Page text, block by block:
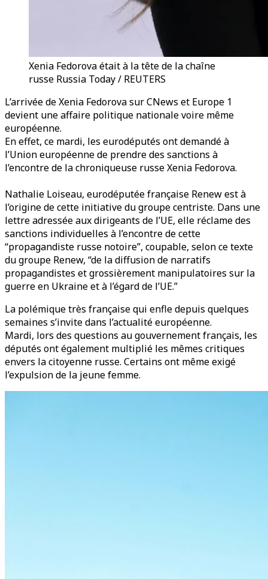
Xenia Fedorova était à la tête de la chaîne
russe Russia Today / REUTERS
L’arrivée de Xenia Fedorova sur CNews et Europe 1
devient une affaire politique nationale voire même
européenne.
En effet, ce mardi, les eurodéputés ont demandé à
l’Union européenne de prendre des sanctions à
l’encontre de la chroniqueuse russe Xenia Fedorova.
Nathalie Loiseau, eurodéputée française Renew est à
l’origine de cette initiative du groupe centriste. Dans une
lettre adressée aux dirigeants de l’UE, elle réclame des
sanctions individuelles à l’encontre de cette
“propagandiste russe notoire”, coupable, selon ce texte
du groupe Renew, “de la diffusion de narratifs
propagandistes et grossièrement manipulatoires sur la
guerre en Ukraine et à l’égard de l’UE.”
La polémique très française qui enfle depuis quelques
semaines s’invite dans l’actualité européenne.
Mardi, lors des questions au gouvernement français, les
députés ont également multiplié les mêmes critiques
envers la citoyenne russe. Certains ont même exigé
l’expulsion de la jeune femme.